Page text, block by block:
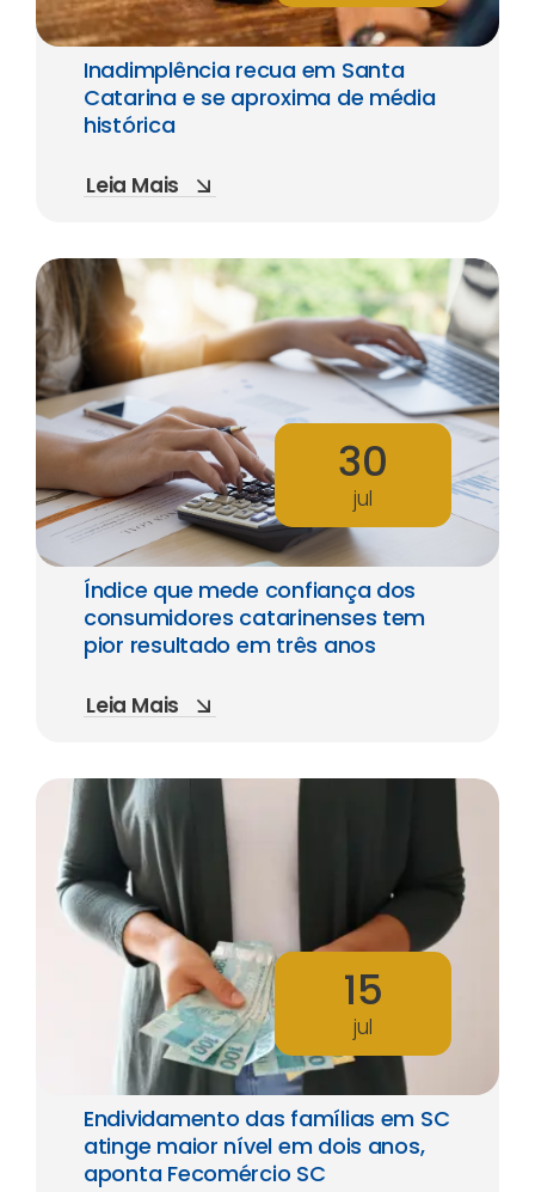
Inadimplência recua em Santa
Catarina e se aproxima de média
histórica
Leia Mais
30
jul
Índice que mede confiança dos
consumidores catarinenses tem
pior resultado em três anos
Leia Mais
15
jul
Endividamento das famílias em SC
atinge maior nível em dois anos,
aponta Fecomércio SC